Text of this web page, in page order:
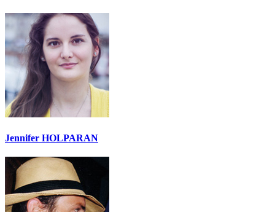
Jennifer HOLPARAN